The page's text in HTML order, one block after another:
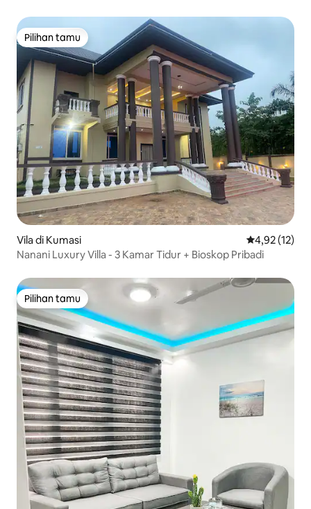
Pilihan tamu
Pilihan tamu
Vila di Kumasi Nilai rata-
4,92 (12)
Nanani Luxury Villa - 3 Kamar Tidur + Bioskop Pribadi
Pilihan tamu
Pilihan tamu